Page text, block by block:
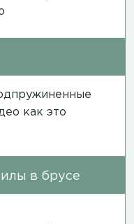
как это
в брусе